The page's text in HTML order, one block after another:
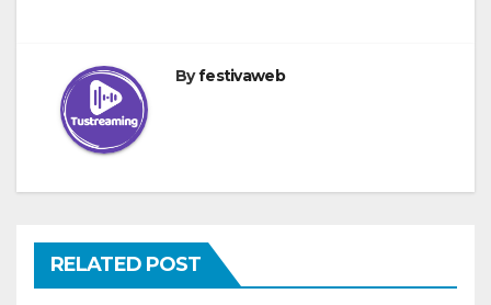
Byfestivaweb
RELATED POST